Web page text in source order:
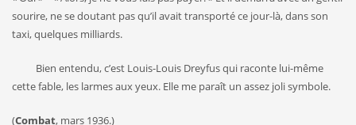
sourire, ne se doutant pas qu’il avait transporté ce jour-là, dans son
taxi, quelques milliards.
Bien entendu, c’est Louis-Louis Dreyfus qui raconte lui-même
cette fable, les larmes aux yeux. Elle me paraît un assez joli symbole.
(Combat, mars 1936.)